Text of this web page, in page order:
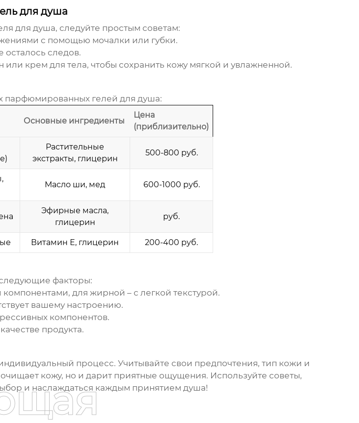
для душа
для душа, следуйте простым советам:
с помощью мочалки или губки.
осталось следов.
крем для тела, чтобы сохранить кожу мягкой и увлажненной.
парфюмированных гелей для душа:
Основные ингредиенты
Цена
(приблизительно)
Растительные
экстракты, глицерин
500-800 руб.
Масло ши, мед 600-1000 руб.
Эфирные масла,
глицерин
руб.
Витамин Е, глицерин 200-400 руб.
факторы:
для жирной – с легкой текстурой.
вашему настроению.
компонентов.
продукта.
процесс. Учитывайте свои предпочтения, тип кожи и
кожу, но и дарит приятные ощущения. Используйте советы,
и наслаждаться каждым принятием душа!